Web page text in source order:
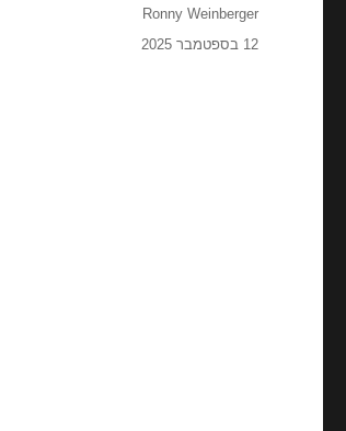
מחבר
Ronny Weinberger
פורסם
12 בספטמבר 2025